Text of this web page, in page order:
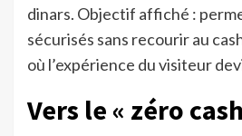
dinars. Objectif affiché :
sécurisés sans recourir au
où l’expérience du visiteur
Vers le « zéro